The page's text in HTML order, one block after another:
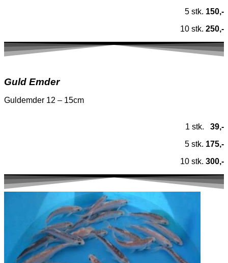
5 stk. 150,-
10 stk. 250,-
Guld Emder
Guldemder 12 – 15cm
1 stk. 39,-
5 stk. 175,-
10 stk. 300,-